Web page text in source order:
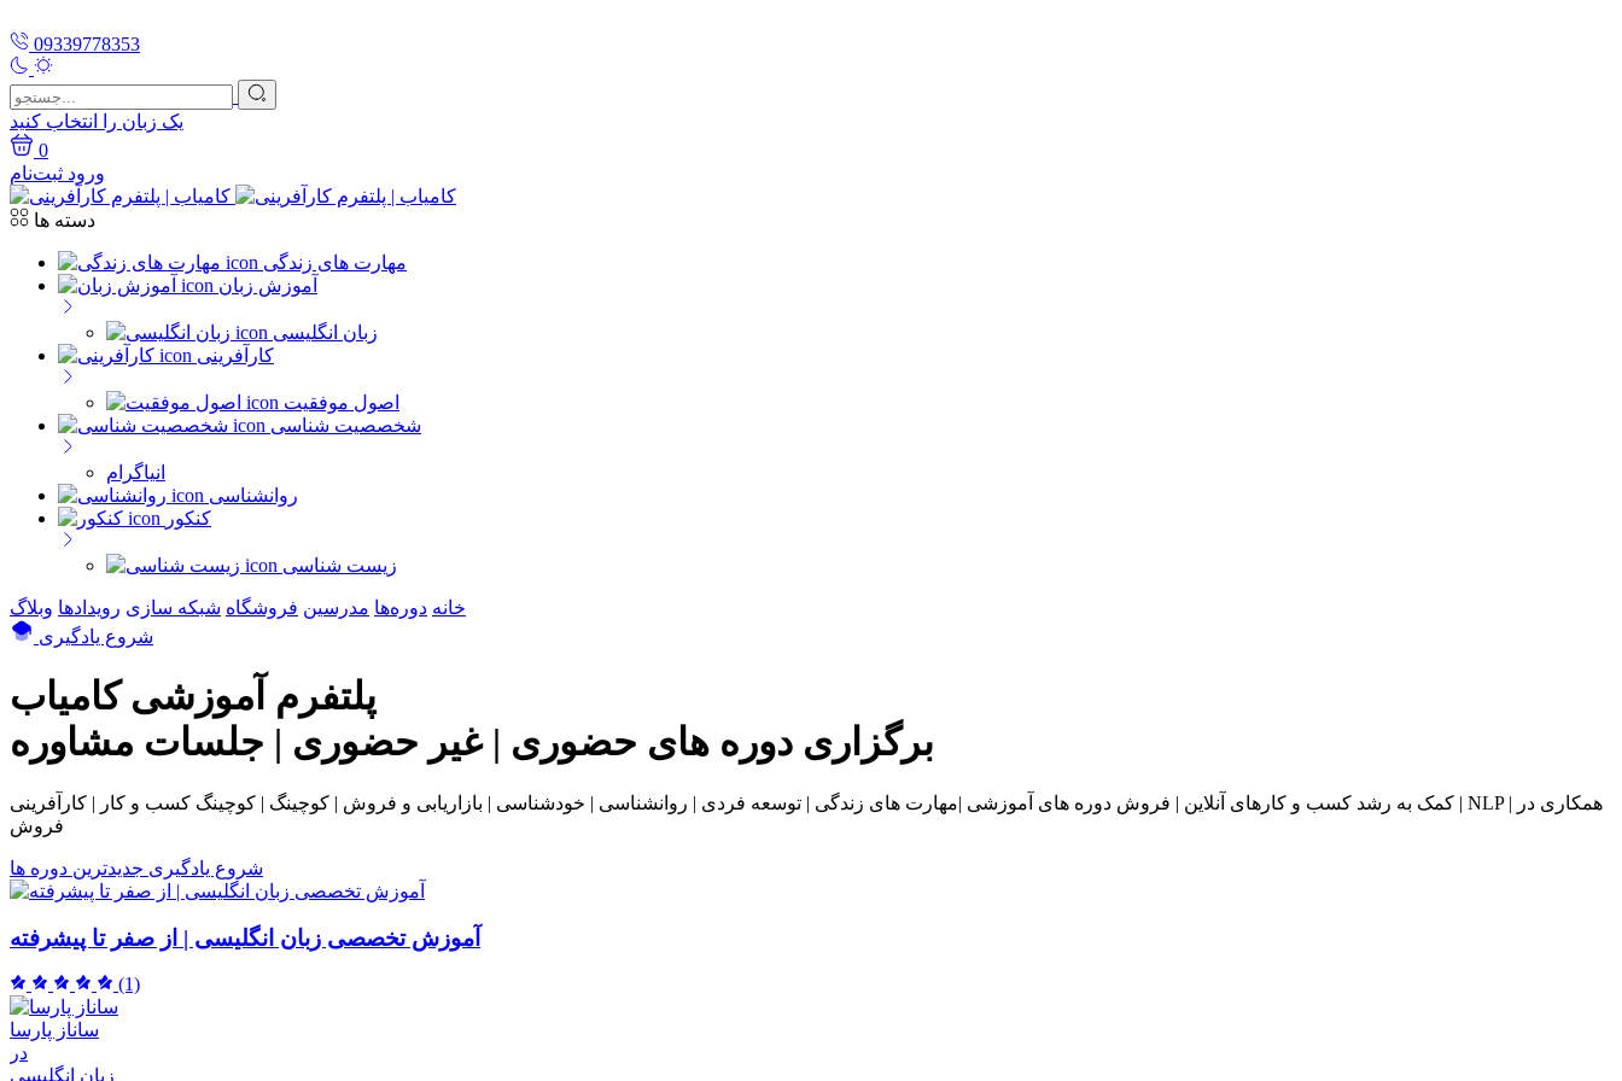
09339778353
یک زبان را انتخاب کنید
0
ورود ثبت‌نام
دسته ها
مهارت های زندگی
آموزش زبان
زبان انگلیسی
کارآفرینی
اصول موفقیت
شخصصیت شناسی
انیاگرام
روانشناسی
کنکور
زیست شناسی
خانه دوره‌ها مدرسین فروشگاه شبکه سازی رویداد‌ها وبلاگ
شروع یادگیری
پلتفرم آموزشی کامیاب
برگزاری دوره های حضوری | غیر حضوری | جلسات مشاوره
کمک به رشد کسب و کارهای آنلاین | فروش دوره های آموزشی |مهارت های زندگی | توسعه فردی | روانشناسی | خودشناسی | بازاریابی و فروش | کوچینگ | کوچینگ کسب و کار | کارآفرینی | NLP | همکاری در
فروش
شروع یادگیری جدیدترین دوره ها
آموزش تخصصی زبان انگلیسی | از صفر تا پیشرفته
(1)
ساناز پارسا
در
زبان انگلیسی